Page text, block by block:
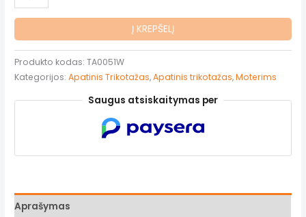
kiekis:
berankoviai
marškinėliai
Į KREPŠELĮ
Produkto kodas:TA0051W
Kategorijos:Apatinis Trikotažas,Apatinis trikotažas,Moterims
Saugus atsiskaitymas per
Aprašymas